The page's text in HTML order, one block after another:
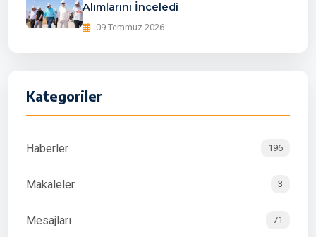
Alımlarını İnceledi
09 Temmuz 2026
Kategoriler
Haberler 196
Makaleler 3
Mesajları 71